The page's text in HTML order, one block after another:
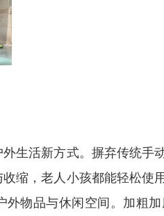
生活新方式。摒弃传统
缩，老人小孩都能轻松
物品与休闲空间。加粗